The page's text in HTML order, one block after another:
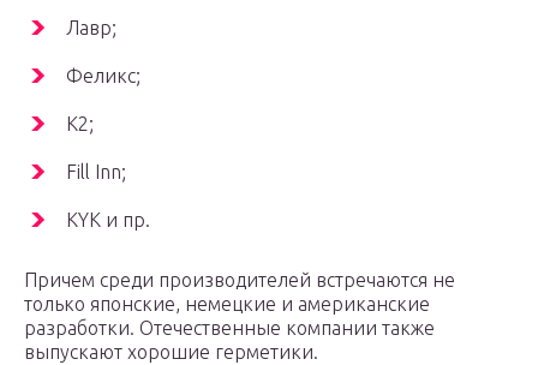
Лавр;
Феликс;
К2;
Fill Inn;
KYK и пр.
Причем среди производителей встречаются не
только японские, немецкие и американские
разработки. Отечественные компании также
выпускают хорошие герметики.